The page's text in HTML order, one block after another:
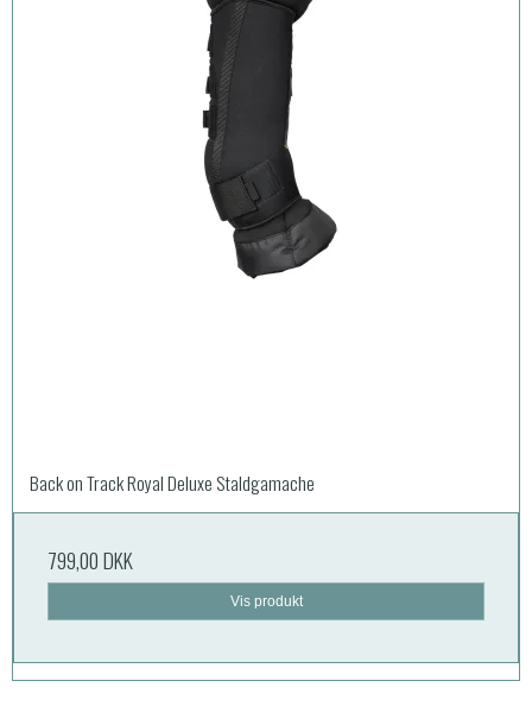
Back on Track Royal Deluxe Staldgamache
799,00 DKK
Vis produkt